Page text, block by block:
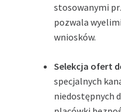
stosowanymi
pozwala
wniosków.
Selekcja ofert
specjalnych
niedostępnych